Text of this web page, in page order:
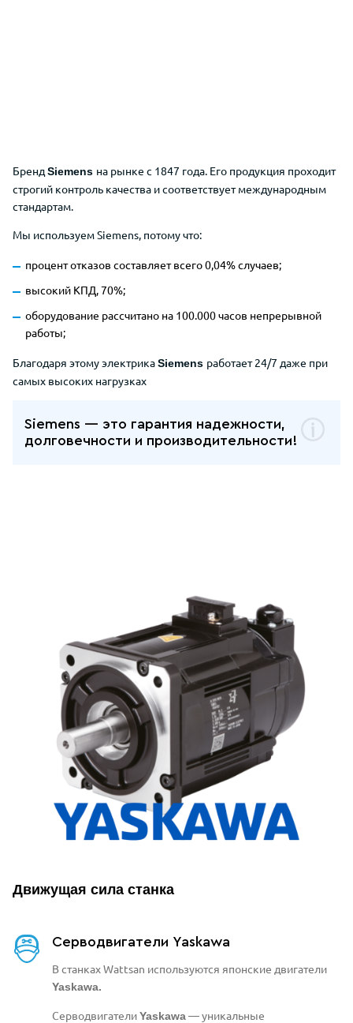
БрендSiemens на рынке с 1847 года. Его продукция проходит
строгий контроль качества и соответствует международным
стандартам.
Мы используем Siemens, потому что:
процент отказов составляет всего 0,04% случаев;
высокий КПД, 70%;
оборудование рассчитано на 100.000 часов непрерывной
работы;
Благодаря этому электрикаSiemens работает 24/7 даже при
самых высоких нагрузках
Siemens — это гарантия надежности,
долговечности и производительности!
Движущая сила станка
Серводвигатели Yaskawa
В станках Wattsan используются японские двигатели
Yaskawa.
СерводвигателиYaskawa— уникальные